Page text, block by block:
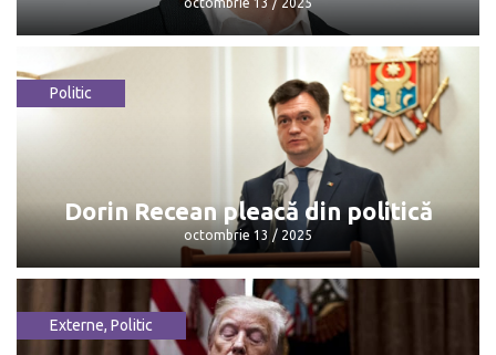
Maia Sandu: „Mulțumesc, Dorin, pentru
octombrie 13 / 2025
Politic
Dorin Recean pleacă din politică
octombrie 13 / 2025
Externe, Politic